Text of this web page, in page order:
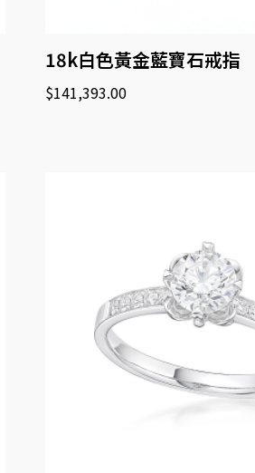
18k白色黃金藍寶石戒指
$141,393.00